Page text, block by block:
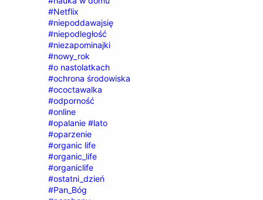
#Netflix
#niepoddawajsię
#niepodległość
#niezapominajki
#nowy_rok
#o nastolatkach
#ochrona środowiska
#ococtawalka
#odporność
#online
#opalanie #lato
#oparzenie
#organic life
#organic_life
#organiclife
#ostatni_dzień
#Pan_Bóg